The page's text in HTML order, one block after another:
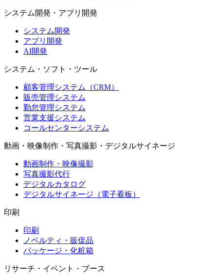
システム開発・アプリ開発
システム開発
アプリ開発
AI開発
システム・ソフト・ツール
顧客管理システム（CRM）
販売管理システム
勤怠管理システム
営業支援システム
コールセンターシステム
動画・映像制作・写真撮影・デジタルサイネージ
動画制作・映像撮影
写真撮影代行
デジタルカタログ
デジタルサイネージ（電子看板）
印刷
印刷
ノベルティ・販促品
パッケージ・化粧箱
リサーチ・イベント・ブース